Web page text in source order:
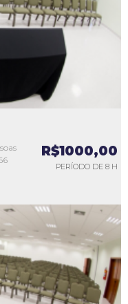
R$1000,00
PERÍODO DE 8 H